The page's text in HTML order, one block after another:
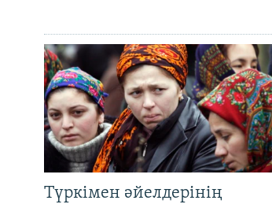
Түркімен әйелдерінің